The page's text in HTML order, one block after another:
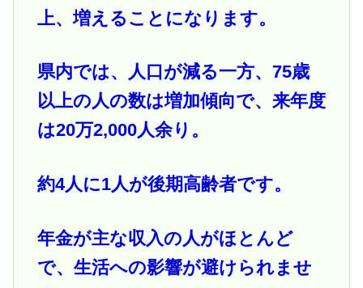
上、増えることになります。
県内では、人口が減る一方、75歳
以上の人の数は増加傾向で、来年度
は20万2,000人余り。
約4人に1人が後期高齢者です。
年金が主な収入の人がほとんど
で、生活への影響が避けられませ